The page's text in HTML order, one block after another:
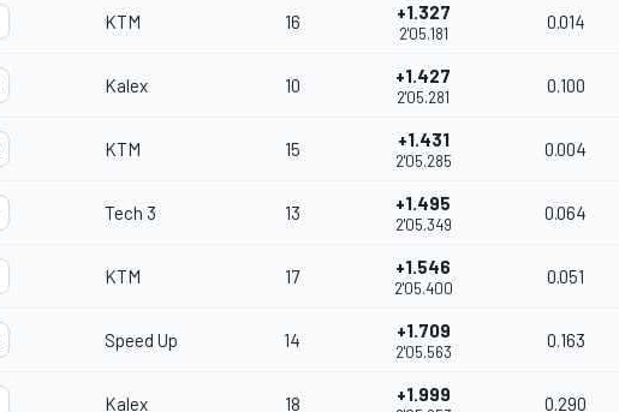
KTM 16 +1.327
2'05.181
0.014
Kalex 10 +1.427
2'05.281
0.100
KTM 15 +1.431
2'05.285
0.004
Tech 3 13 +1.495
2'05.349
0.064
KTM 17 +1.546
2'05.400
0.051
Speed Up 14 +1.709
2'05.563
0.163
Kalex 18 +1.999 0.290